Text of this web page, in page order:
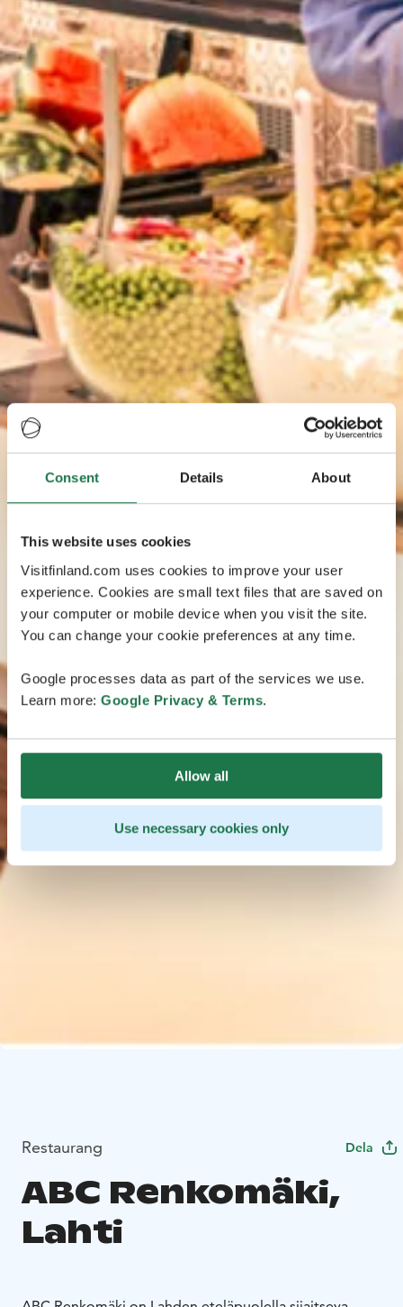
Consent Details About
This website uses cookies
Visitfinland.com uses cookies to improve your user
experience. Cookies are small text files that are saved on
your computer or mobile device when you visit the site.
You can change your cookie preferences at any time.
Google processes data as part of the services we use.
Learn more: Google Privacy & Terms.
Allow all
Use necessary cookies only
Restaurang Dela
ABC Renkomäki,
Lahti